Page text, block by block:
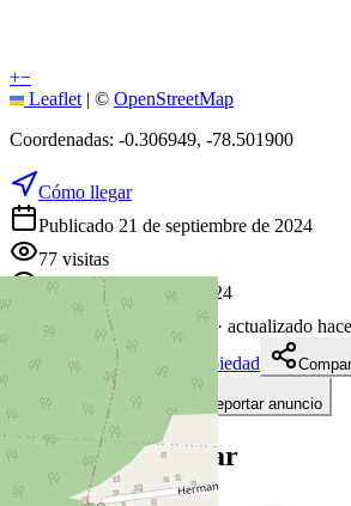
+−
Leaflet | © OpenStreetMap
Coordenadas: -0.306949, -78.501900
Cómo llegar
Publicado 21 de septiembre de 2024
77 visitas
21 de septiembre de 2024
684
días en el mercado · actualizado
Descargar ficha de propiedad
Añadir a tablero Reportar anuncio
Te puede interesar